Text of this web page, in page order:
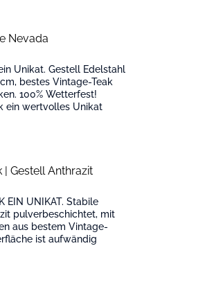
Nevada
Unikat. Gestell Edelstahl
bestes Vintage-Teak
100% Wetterfest!
ein wertvolles Unikat
| Gestell Anthrazit
EIN UNIKAT. Stabile
pulverbeschichtet, mit
aus bestem Vintage-
ist aufwändig